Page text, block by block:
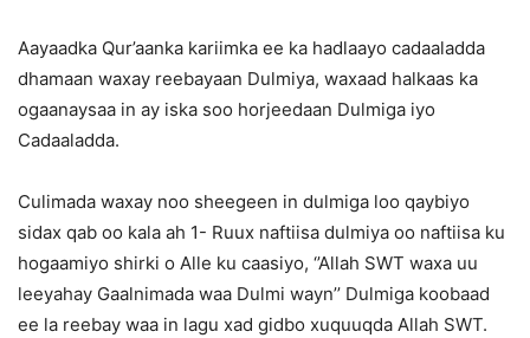
Aayaadka Qur’aanka kariimka ee ka hadlaayo cadaaladda
dhamaan waxay reebayaan Dulmiya, waxaad halkaas ka
ogaanaysaa in ay iska soo horjeedaan Dulmiga iyo
Cadaaladda.
Culimada waxay noo sheegeen in dulmiga loo qaybiyo
sidax qab oo kala ah 1- Ruux naftiisa dulmiya oo naftiisa ku
hogaamiyo shirki o Alle ku caasiyo, ‘’Allah SWT waxa uu
leeyahay Gaalnimada waa Dulmi wayn’’ Dulmiga koobaad
ee la reebay waa in lagu xad gidbo xuquuqda Allah SWT.